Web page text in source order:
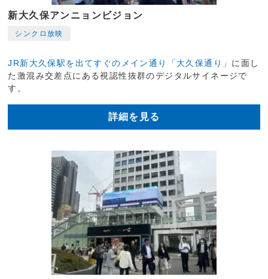
新大久保アンニョンビジョン
シンクロ放映
JR新大久保駅を出てすぐのメイン通り「大久保通り」 に面し
た激混み交差点にある視認性抜群のデジタルサイネージで
す。
詳細を見る